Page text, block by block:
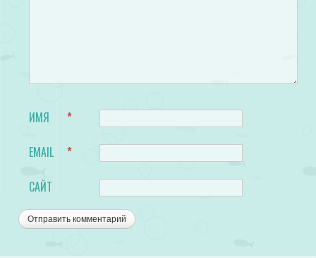
ИМЯ *
EMAIL *
САЙТ